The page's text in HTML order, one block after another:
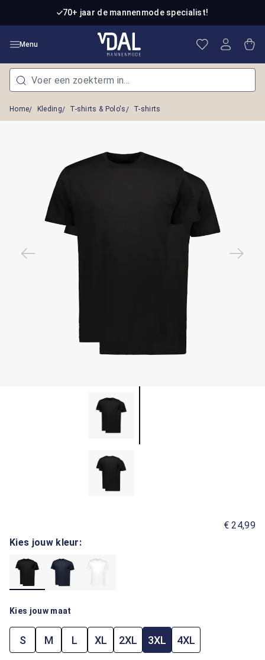
Ga naar de hoofdinhoud70+ jaar de mannenmode specialist!
Menu Je hebt 0
Home Kleding T-shirts & Polo's T-shirts
€ 24,99
Kies jouw kleur:
Kies jouw maat
S M L XL 2XL 3XL 4XL